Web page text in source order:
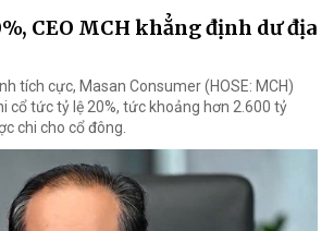
CEO MCH khẳng định dư địa
tích cực, Masan Consumer (HOSE: MCH)
cổ tức tỷ lệ 20%, tức khoảng hơn 2.600 tỷ
chi cho cổ đông.